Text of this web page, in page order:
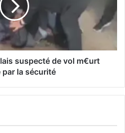
suspecté de vol m€urt
la sécurité